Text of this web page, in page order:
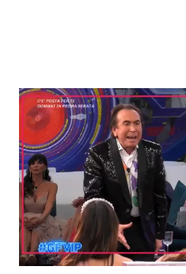
News Musica
News Spettacolo
Benessere
Casa